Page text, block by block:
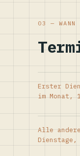
03 — WANN
Erster
im Monat,
Alle
Dienstage,